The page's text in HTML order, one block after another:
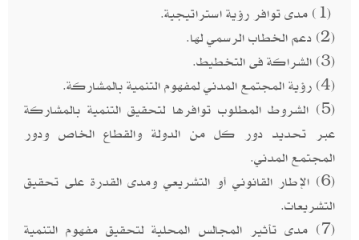
(1) مدى توافر رؤية استراتيجية.
(2) دعم الخطاب الرسمي لها.
(3) الشراكة فى التخطيط.
(4) رؤية المجتمع المدني لمفهوم التنمية بالمشاركة.
(5) الشروط المطلوب توافرها لتحقيق التنمية بالمشاركة
عبر تحديد دور كل من الدولة والقطاع الخاص ودور
المجتمع المدني.
(6) الإطار القانوني أو التشريعي ومدى القدرة على تحقيق
التشريعات.
(7) مدى تأثير المجالس المحلية لتحقيق مفهوم التنمية